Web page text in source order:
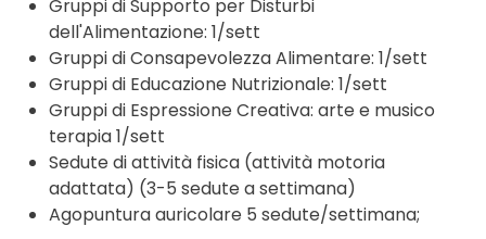
Gruppi di Supporto per Disturbi
dell'Alimentazione: 1/sett
Gruppi di Consapevolezza Alimentare: 1/sett
Gruppi di Educazione Nutrizionale: 1/sett
Gruppi di Espressione Creativa: arte e musico
terapia 1/sett
Sedute di attività fisica (attività motoria
adattata) (3-5 sedute a settimana)
Agopuntura auricolare 5 sedute/settimana;